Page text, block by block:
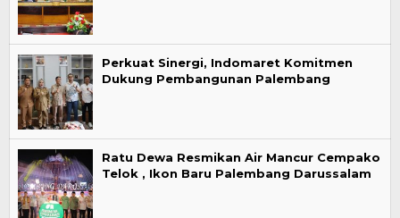
Perkuat Sinergi, Indomaret Komitmen
Dukung Pembangunan Palembang
Ratu Dewa Resmikan Air Mancur Cempako
Telok , Ikon Baru Palembang Darussalam